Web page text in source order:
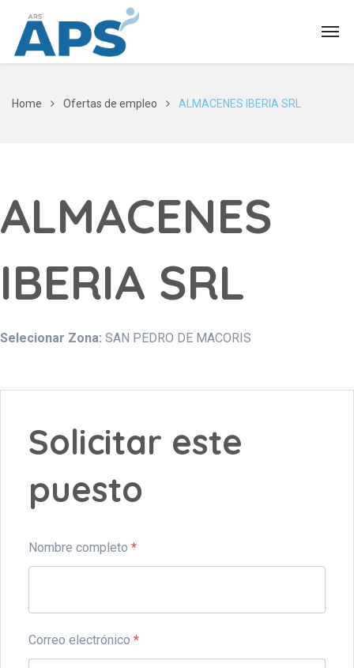
Home Ofertas de empleo ALMACENES IBERIA SRL
ALMACENES
IBERIA SRL
Selecionar Zona: SAN PEDRO DE MACORIS
Solicitar este
puesto
Nombre completo *
Correo electrónico *